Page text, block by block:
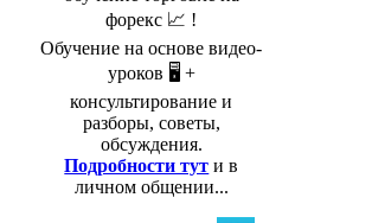
форекс 📈 !
Обучение на основе видео-
уроков 🖥️ +
консультирование и
разборы, советы,
обсуждения.
Подробности тут и в
личном общении...